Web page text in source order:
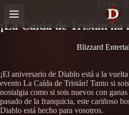
Diablo III
¡La Caída de Tristán ha
Blizzard
¡El aniversario de Diablo está a la
evento La Caída de Tristán! Tanto si
nostalgia como si sois nuevos con
pasado de la franquicia, este cariñoso
Diablo está hecho para vosotros.